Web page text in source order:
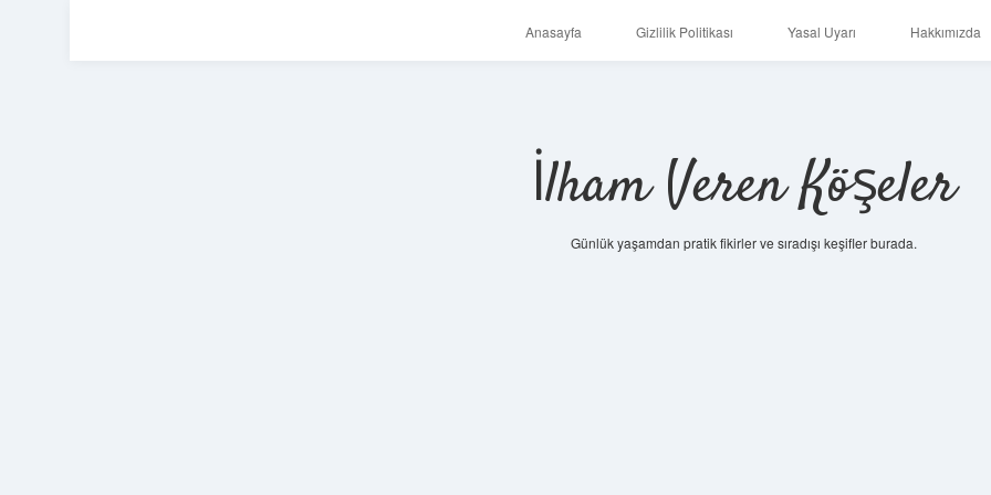
Anasayfa Gizlilik Politikası Yasal Uyarı Hakkımızda
İlham Veren Köşeler
Günlük yaşamdan pratik fikirler ve sıradışı keşifler burada.